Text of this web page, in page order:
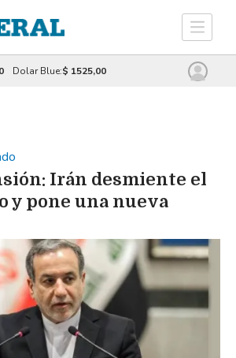
Dolar Blue:$ 1525,00
Irán desmiente el
y pone una nueva